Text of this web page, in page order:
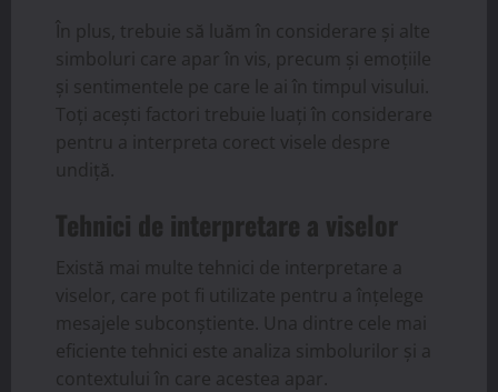
În plus, trebuie să luăm în considerare și alte
simboluri care apar în vis, precum și emoțiile
și sentimentele pe care le ai în timpul visului.
Toți acești factori trebuie luați în considerare
pentru a interpreta corect visele despre
undiță.
Tehnici de interpretare a viselor
Există mai multe tehnici de interpretare a
viselor, care pot fi utilizate pentru a înțelege
mesajele subconștiente. Una dintre cele mai
eficiente tehnici este analiza simbolurilor și a
contextului în care acestea apar.